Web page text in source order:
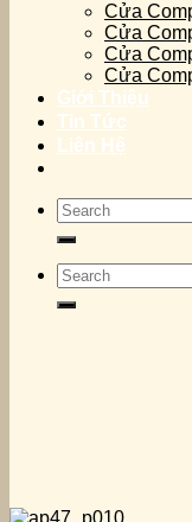
Cửa
Cửa
Cửa
Cửa
Giới Thiệu
Tin Tức
Liên Hệ
Search
for:
Search
for: